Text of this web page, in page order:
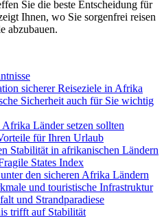
Sie die beste Entscheidung für
Ihnen, wo Sie sorgenfrei reisen
abzubauen.
sicherer Reiseziele in Afrika
Sicherheit auch für Sie wichtig
Länder setzen sollten
für Ihren Urlaub
Stabilität in afrikanischen Ländern
States Index
den sicheren Afrika Ländern
und touristische Infrastruktur
und Strandparadiese
trifft auf Stabilität